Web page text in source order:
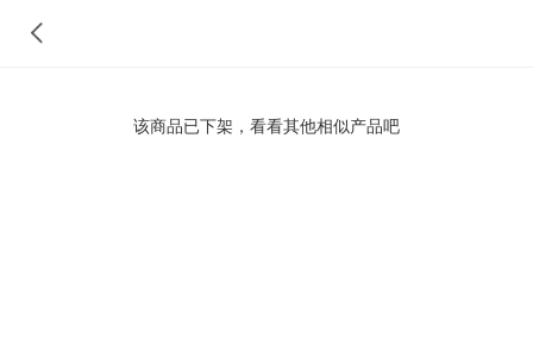
该商品已下架，看看其他相似产品吧